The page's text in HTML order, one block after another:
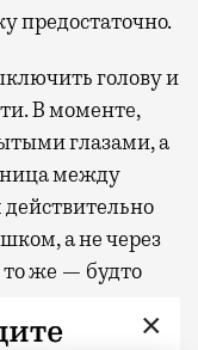
предостаточно.
голову и
В моменте,
глазами, а
между
а не через
то же — будто
×